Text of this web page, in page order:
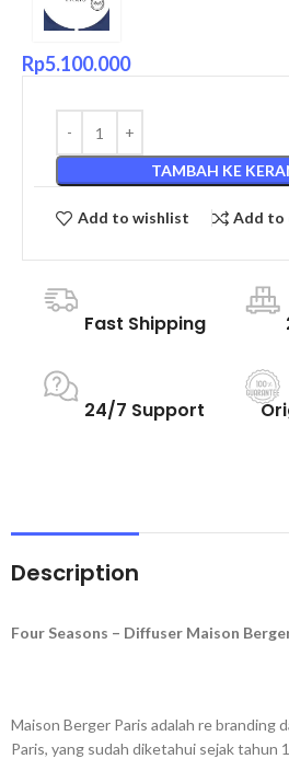
Rp5.100.000
TAMBAH KE
Add to wishlist Add to
Fast Shipping
24/7 Support
Description
Four Seasons – Diffuser Maison
Maison Berger Paris adalah re branding
Paris, yang sudah diketahui sejak tahun